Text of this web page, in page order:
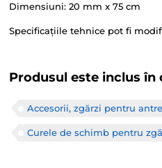
Dimensiuni: 20 mm x 75 cm
Specificațiile tehnice pot fi
Produsul este inclus în
Accesorii, zgărzi pentru
Curele de schimb pentru